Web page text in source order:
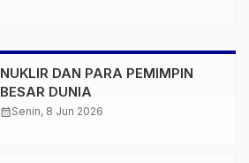
NUKLIR DAN PARA PEMIMPIN
BESAR DUNIA
calendar_monthSenin, 8 Jun 2026